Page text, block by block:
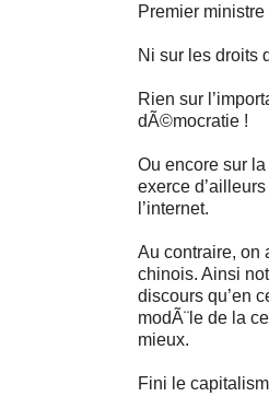
Premier
Ni sur les droits
Rien sur
dÃ©mocratie !
Ou encore sur
exerce
l’internet.
Au contraire, on
chinois. Ainsi
discours qu’en
modÃ¨le de la
mieux.
Fini le